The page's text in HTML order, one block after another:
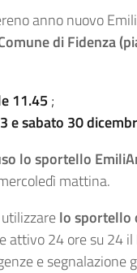
anno nuovo
di Fidenza
11.45 ;
e sabato 30
lo sportello
mattina.
lo sportello
attivo 24 ore su 24 il
e segnalazione